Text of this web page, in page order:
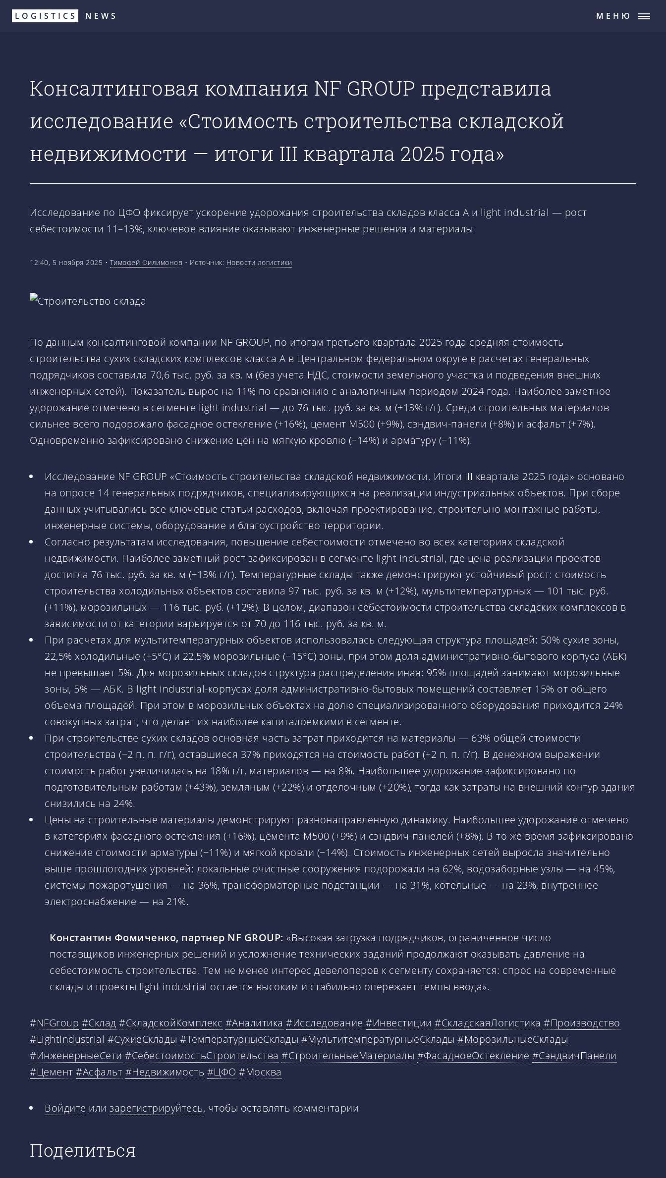
Перейти
LOGISTICS NEWS МЕНЮ
Консалтинговая компания NF GROUP представила
исследование «Стоимость строительства складской
недвижимости — итоги III квартала 2025 года»
Исследование по ЦФО фиксирует ускорение удорожания строительства складов класса А и light industrial — рост
себестоимости 11–13%, ключевое влияние оказывают инженерные решения и материалы
12:40, 5 ноября 2025 • Тимофей Филимонов • Источник: Новости логистики
По данным консалтинговой компании NF GROUP, по итогам третьего квартала 2025 года средняя стоимость
строительства сухих складских комплексов класса А в Центральном федеральном округе в расчетах генеральных
подрядчиков составила 70,6 тыс. руб. за кв. м (без учета НДС, стоимости земельного участка и подведения внешних
инженерных сетей). Показатель вырос на 11% по сравнению с аналогичным периодом 2024 года. Наиболее заметное
удорожание отмечено в сегменте light industrial — до 76 тыс. руб. за кв. м (+13% г/г). Среди строительных материалов
сильнее всего подорожало фасадное остекление (+16%), цемент М500 (+9%), сэндвич-панели (+8%) и асфальт (+7%).
Одновременно зафиксировано снижение цен на мягкую кровлю (−14%) и арматуру (−11%).
Исследование NF GROUP «Стоимость строительства складской недвижимости. Итоги III квартала 2025 года» основано
на опросе 14 генеральных подрядчиков, специализирующихся на реализации индустриальных объектов. При сборе
данных учитывались все ключевые статьи расходов, включая проектирование, строительно-монтажные работы,
инженерные системы, оборудование и благоустройство территории.
Согласно результатам исследования, повышение себестоимости отмечено во всех категориях складской
недвижимости. Наиболее заметный рост зафиксирован в сегменте light industrial, где цена реализации проектов
достигла 76 тыс. руб. за кв. м (+13% г/г). Температурные склады также демонстрируют устойчивый рост: стоимость
строительства холодильных объектов составила 97 тыс. руб. за кв. м (+12%), мультитемпературных — 101 тыс. руб.
(+11%), морозильных — 116 тыс. руб. (+12%). В целом, диапазон себестоимости строительства складских комплексов в
зависимости от категории варьируется от 70 до 116 тыс. руб. за кв. м.
При расчетах для мультитемпературных объектов использовалась следующая структура площадей: 50% сухие зоны,
22,5% холодильные (+5°C) и 22,5% морозильные (−15°C) зоны, при этом доля административно-бытового корпуса (АБК)
не превышает 5%. Для морозильных складов структура распределения иная: 95% площадей занимают морозильные
зоны, 5% — АБК. В light industrial-корпусах доля административно-бытовых помещений составляет 15% от общего
объема площадей. При этом в морозильных объектах на долю специализированного оборудования приходится 24%
совокупных затрат, что делает их наиболее капиталоемкими в сегменте.
При строительстве сухих складов основная часть затрат приходится на материалы — 63% общей стоимости
строительства (−2 п. п. г/г), оставшиеся 37% приходятся на стоимость работ (+2 п. п. г/г). В денежном выражении
стоимость работ увеличилась на 18% г/г, материалов — на 8%. Наибольшее удорожание зафиксировано по
подготовительным работам (+43%), земляным (+22%) и отделочным (+20%), тогда как затраты на внешний контур здания
снизились на 24%.
Цены на строительные материалы демонстрируют разнонаправленную динамику. Наибольшее удорожание отмечено
в категориях фасадного остекления (+16%), цемента М500 (+9%) и сэндвич-панелей (+8%). В то же время зафиксировано
снижение стоимости арматуры (−11%) и мягкой кровли (−14%). Стоимость инженерных сетей выросла значительно
выше прошлогодних уровней: локальные очистные сооружения подорожали на 62%, водозаборные узлы — на 45%,
системы пожаротушения — на 36%, трансформаторные подстанции — на 31%, котельные — на 23%, внутреннее
электроснабжение — на 21%.
Константин Фомиченко, партнер NF GROUP: «Высокая загрузка подрядчиков, ограниченное число
поставщиков инженерных решений и усложнение технических заданий продолжают оказывать давление на
себестоимость строительства. Тем не менее интерес девелоперов к сегменту сохраняется: спрос на современные
склады и проекты light industrial остается высоким и стабильно опережает темпы ввода».
#NFGroup #Склад #СкладскойКомплекс #Аналитика #Исследование #Инвестиции #СкладскаяЛогистика #Производство
#LightIndustrial #СухиеСклады #ТемпературныеСклады #МультитемпературныеСклады #МорозильныеСклады
#ИнженерныеСети #СебестоимостьСтроительства #СтроительныеМатериалы #ФасадноеОстекление #СэндвичПанели
#Цемент #Асфальт #Недвижимость #ЦФО #Москва
Войдите или зарегистрируйтесь, чтобы оставлять комментарии
Поделиться